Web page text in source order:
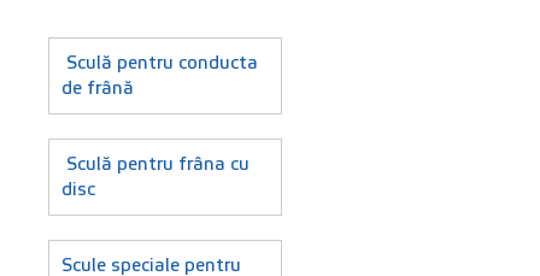
Sculă pentru conducta
de frână
Sculă pentru frâna cu
disc
Scule speciale pentru